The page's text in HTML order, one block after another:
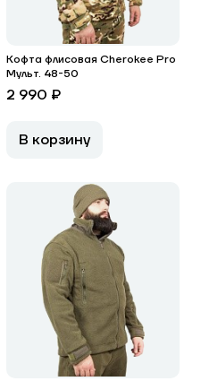
Кофта флисовая Cherokee Pro
Мульт. 48-50
2 990 ₽
В корзину